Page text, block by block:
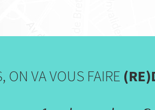
ON VA VOUS FAIRE